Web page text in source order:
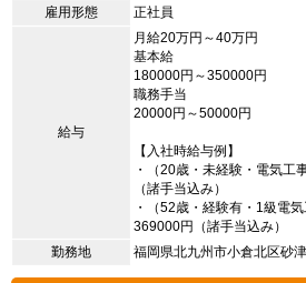
雇用形態 正社員
給与
月給20万円～40万円
基本給
180000円～350000円
職務手当
20000円～50000円
【入社時給与例】
・（20歳・未経験・電気工
（諸手当込み）
・（52歳・経験有・1級電
369000円（諸手当込み）
勤務地
福岡県北九州市小倉北区砂